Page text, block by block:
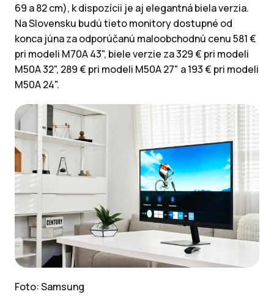
69 a 82 cm), k dispozícii je aj elegantná biela verzia.
Na Slovensku budú tieto monitory dostupné od
konca júna za odporúčanú maloobchodnú cenu 581 €
pri modeli M70A 43", biele verzie za 329 € pri modeli
M50A 32", 289 € pri modeli M50A 27" a 193 € pri modeli
M50A 24".
Foto: Samsung